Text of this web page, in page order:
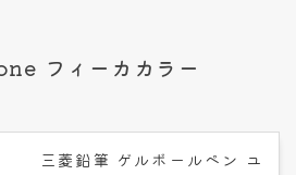
フィーカカラー
三菱鉛筆 ゲルボールペン ユ